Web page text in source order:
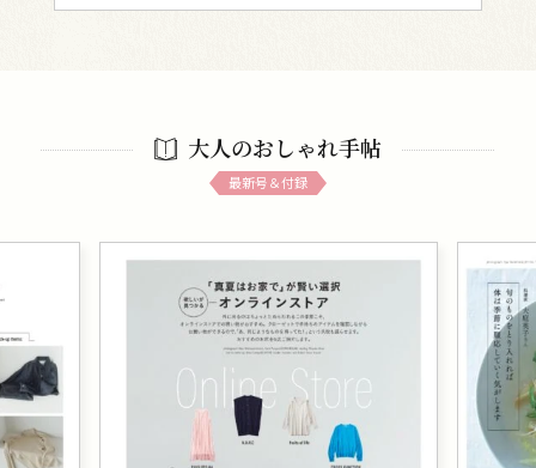
大人のおしゃれ手帖
最新号＆付録